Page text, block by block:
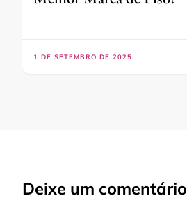
1 DE SETEMBRO DE 2025
Deixe um comentário